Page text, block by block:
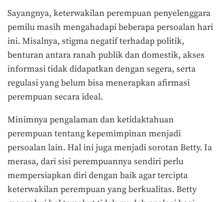
Sayangnya, keterwakilan perempuan penyelenggara
pemilu masih mengahadapi beberapa persoalan hari
ini. Misalnya, stigma negatif terhadap politik,
benturan antara ranah publik dan domestik, akses
informasi tidak didapatkan dengan segera, serta
regulasi yang belum bisa menerapkan afirmasi
perempuan secara ideal.
Minimnya pengalaman dan ketidaktahuan
perempuan tentang kepemimpinan menjadi
persoalan lain. Hal ini juga menjadi sorotan Betty. Ia
merasa, dari sisi perempuannya sendiri perlu
mempersiapkan diri dengan baik agar tercipta
keterwakilan perempuan yang berkualitas. Betty